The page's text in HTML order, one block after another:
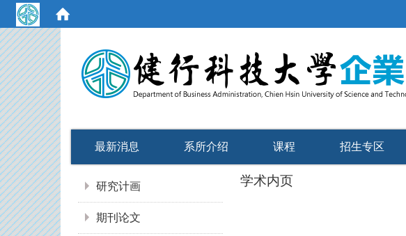
最新消息 系所介绍 课程 招生专区
研究计画
期刊论文
学术内页